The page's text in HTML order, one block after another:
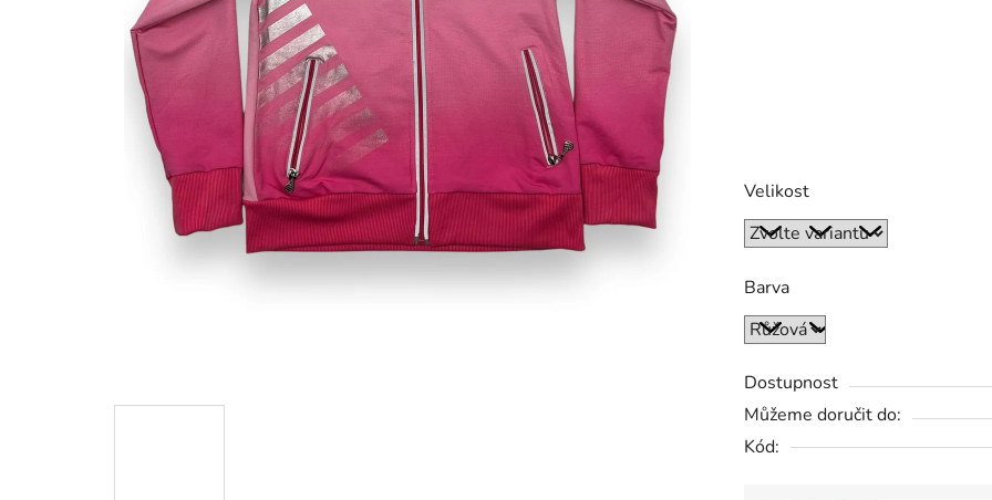
Velikost
Barva
Dostupnost
Můžeme doručit do:
Kód: